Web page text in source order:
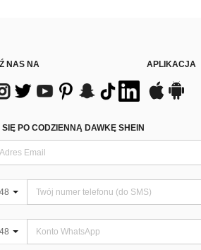
NAS NA APLIKACJA
SIĘ PO CODZIENNĄ DAWKĘ SHEIN